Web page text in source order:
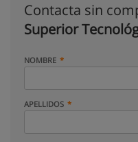
Contacta sin
Superior
NOMBRE
APELLIDOS